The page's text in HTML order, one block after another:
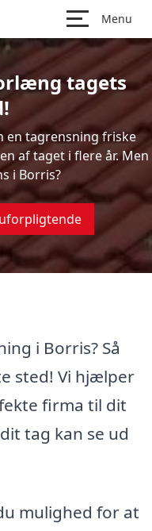
Menu
tagets
en tagrensning friske
af taget i flere år. Men
i Borris?
i Borris? Så
sted! Vi hjælper
firma til dit
tag kan se ud
mulighed for at